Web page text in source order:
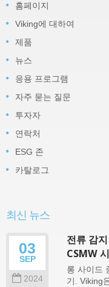
홈페이지
Viking에 대하여
제품
뉴스
응용 프로그램
자주 묻는 질문
투자자
연락처
ESG 존
카탈로그
최신 뉴스
03
SEP
2024
전류 감
CSMW
롱 사이드
기. Viking